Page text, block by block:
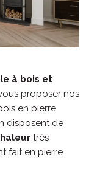
à bois et
proposer nos
en pierre
disposent de
très
fait en pierre